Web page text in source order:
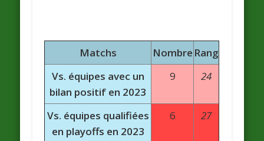
Matchs Nombre Rang
Vs. équipes avec un
bilan positif en 2023
9 24
Vs. équipes qualifiées
en playoffs en 2023
6 27